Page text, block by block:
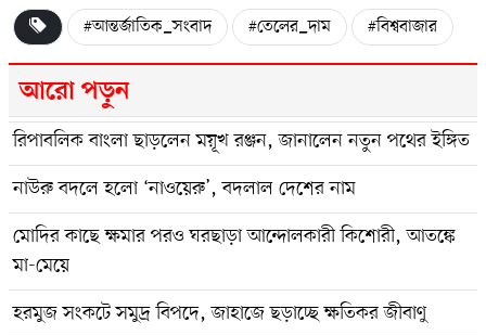
#আন্তর্জাতিক_সংবাদ #তেলের_দাম #বিশ্ববাজার
আরো পড়ুন
রিপাবলিক বাংলা ছাড়লেন ময়ূখ রঞ্জন, জানালেন নতুন পথের ইঙ্গিত
নাউরু বদলে হলো ‘নাওয়েরু’, বদলাল দেশের নাম
মোদির কাছে ক্ষমার পরও ঘরছাড়া আন্দোলকারী কিশোরী, আতঙ্কে
মা-মেয়ে
হরমুজ সংকটে সমুদ্র বিপদে, জাহাজে ছড়াচ্ছে ক্ষতিকর জীবাণু